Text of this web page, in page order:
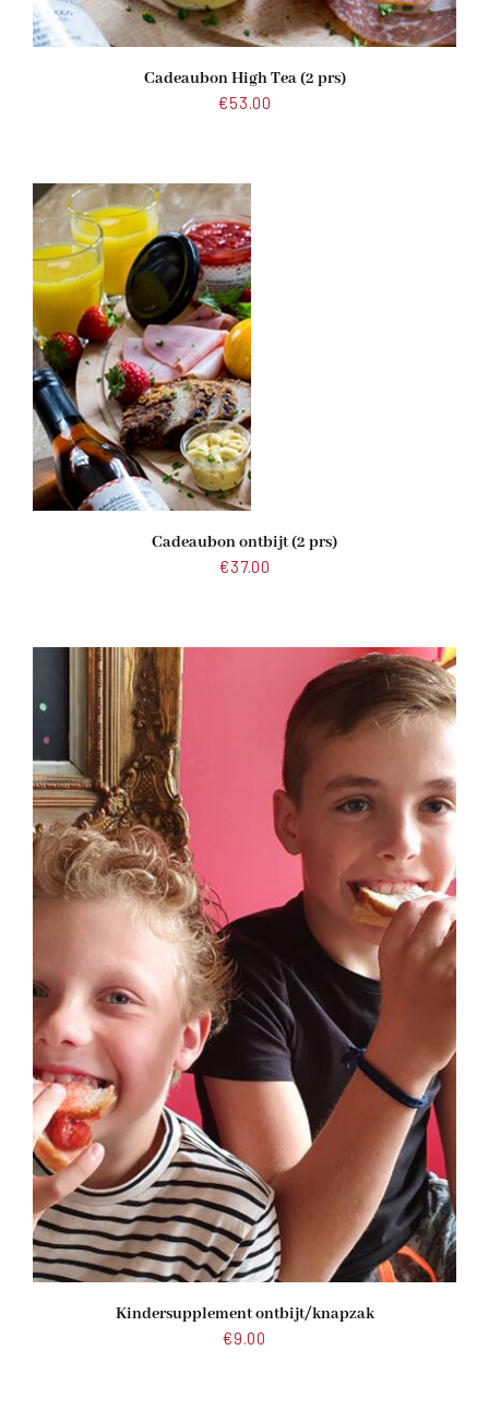
Cadeaubon High Tea (2 prs)
€53.00
Cadeaubon ontbijt (2 prs)
€37.00
Kindersupplement ontbijt/knapzak
€9.00